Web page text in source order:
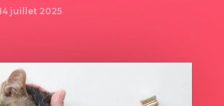
juillet 2025